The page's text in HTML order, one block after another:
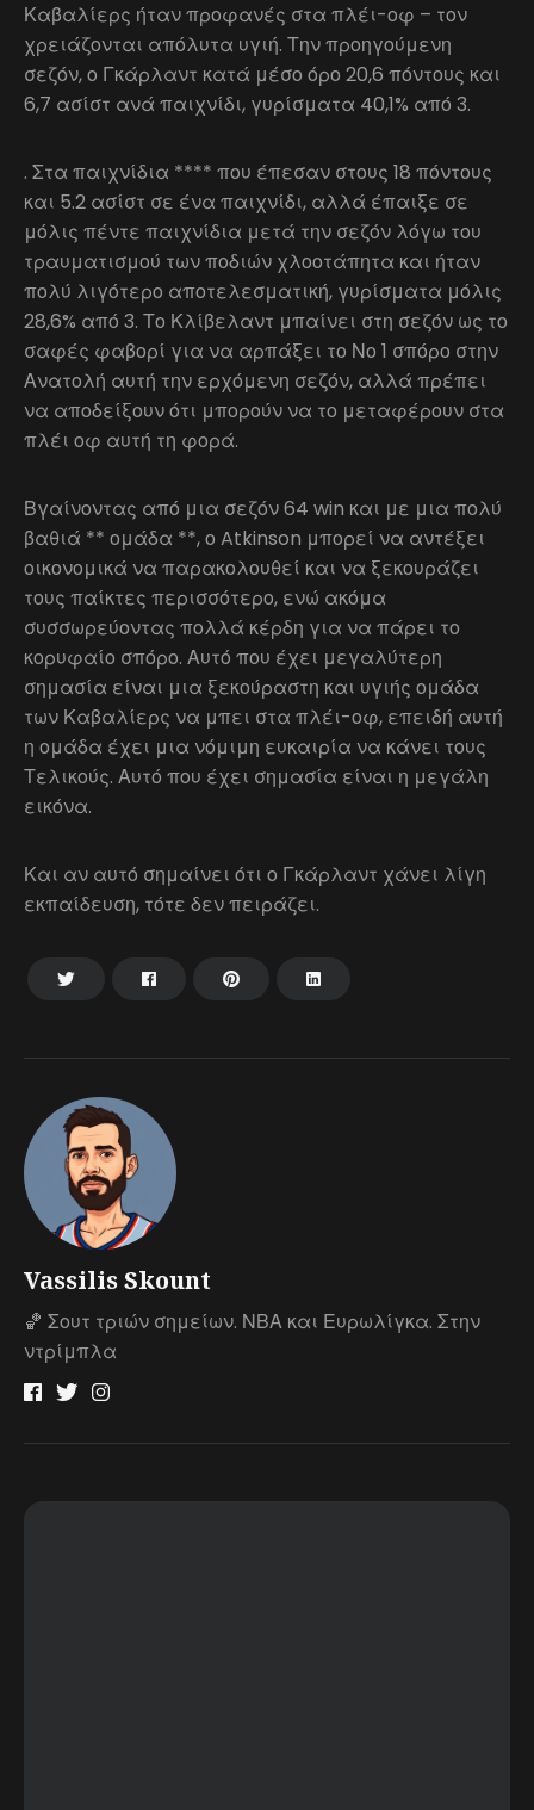
Vassilis Skount
🏀 Σουτ τριών σημείων. ΝΒΑ και Ευρωλίγκα. Στην
ντρίμπλα
Καβαλίερς ήταν προφανές στα πλέι-οφ – τον
χρειάζονται απόλυτα υγιή. Την προηγούμενη
σεζόν, ο Γκάρλαντ κατά μέσο όρο 20,6 πόντους και
6,7 ασίστ ανά παιχνίδι, γυρίσματα 40,1% από 3.
. Στα παιχνίδια **** που έπεσαν στους 18 πόντους
και 5.2 ασίστ σε ένα παιχνίδι, αλλά έπαιξε σε
μόλις πέντε παιχνίδια μετά την σεζόν λόγω του
τραυματισμού των ποδιών χλοοτάπητα και ήταν
πολύ λιγότερο αποτελεσματική, γυρίσματα μόλις
28,6% από 3. Το Κλίβελαντ μπαίνει στη σεζόν ως το
σαφές φαβορί για να αρπάξει το Νο 1 σπόρο στην
Ανατολή αυτή την ερχόμενη σεζόν, αλλά πρέπει
να αποδείξουν ότι μπορούν να το μεταφέρουν στα
πλέι οφ αυτή τη φορά.
Βγαίνοντας από μια σεζόν 64 win και με μια πολύ
βαθιά ** ομάδα **, ο Atkinson μπορεί να αντέξει
οικονομικά να παρακολουθεί και να ξεκουράζει
τους παίκτες περισσότερο, ενώ ακόμα
συσσωρεύοντας πολλά κέρδη για να πάρει το
κορυφαίο σπόρο. Αυτό που έχει μεγαλύτερη
σημασία είναι μια ξεκούραστη και υγιής ομάδα
των Καβαλίερς να μπει στα πλέι-οφ, επειδή αυτή
η ομάδα έχει μια νόμιμη ευκαιρία να κάνει τους
Τελικούς. Αυτό που έχει σημασία είναι η μεγάλη
εικόνα.
Και αν αυτό σημαίνει ότι ο Γκάρλαντ χάνει λίγη
εκπαίδευση, τότε δεν πειράζει.